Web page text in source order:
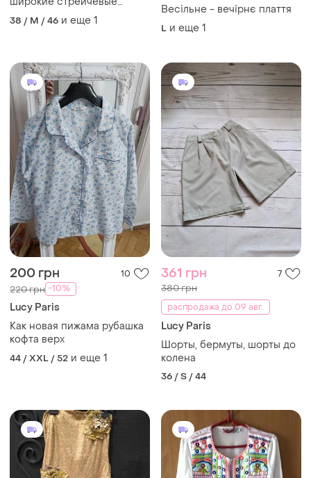
брюки с стрелками lina
paris
38 / M / 46 и еще 1
Весільне - вечірнє плаття
L и еще 1
200 грн 10
220 грн -10%
Lucy Paris
Как новая пижама рубашка
кофта верх
44 / XXL / 52 и еще 1
361 грн 7
380 грн
распродажа до 09 авг.
Lucy Paris
Шорты, бермуты, шорты до
колена
36 / S / 44